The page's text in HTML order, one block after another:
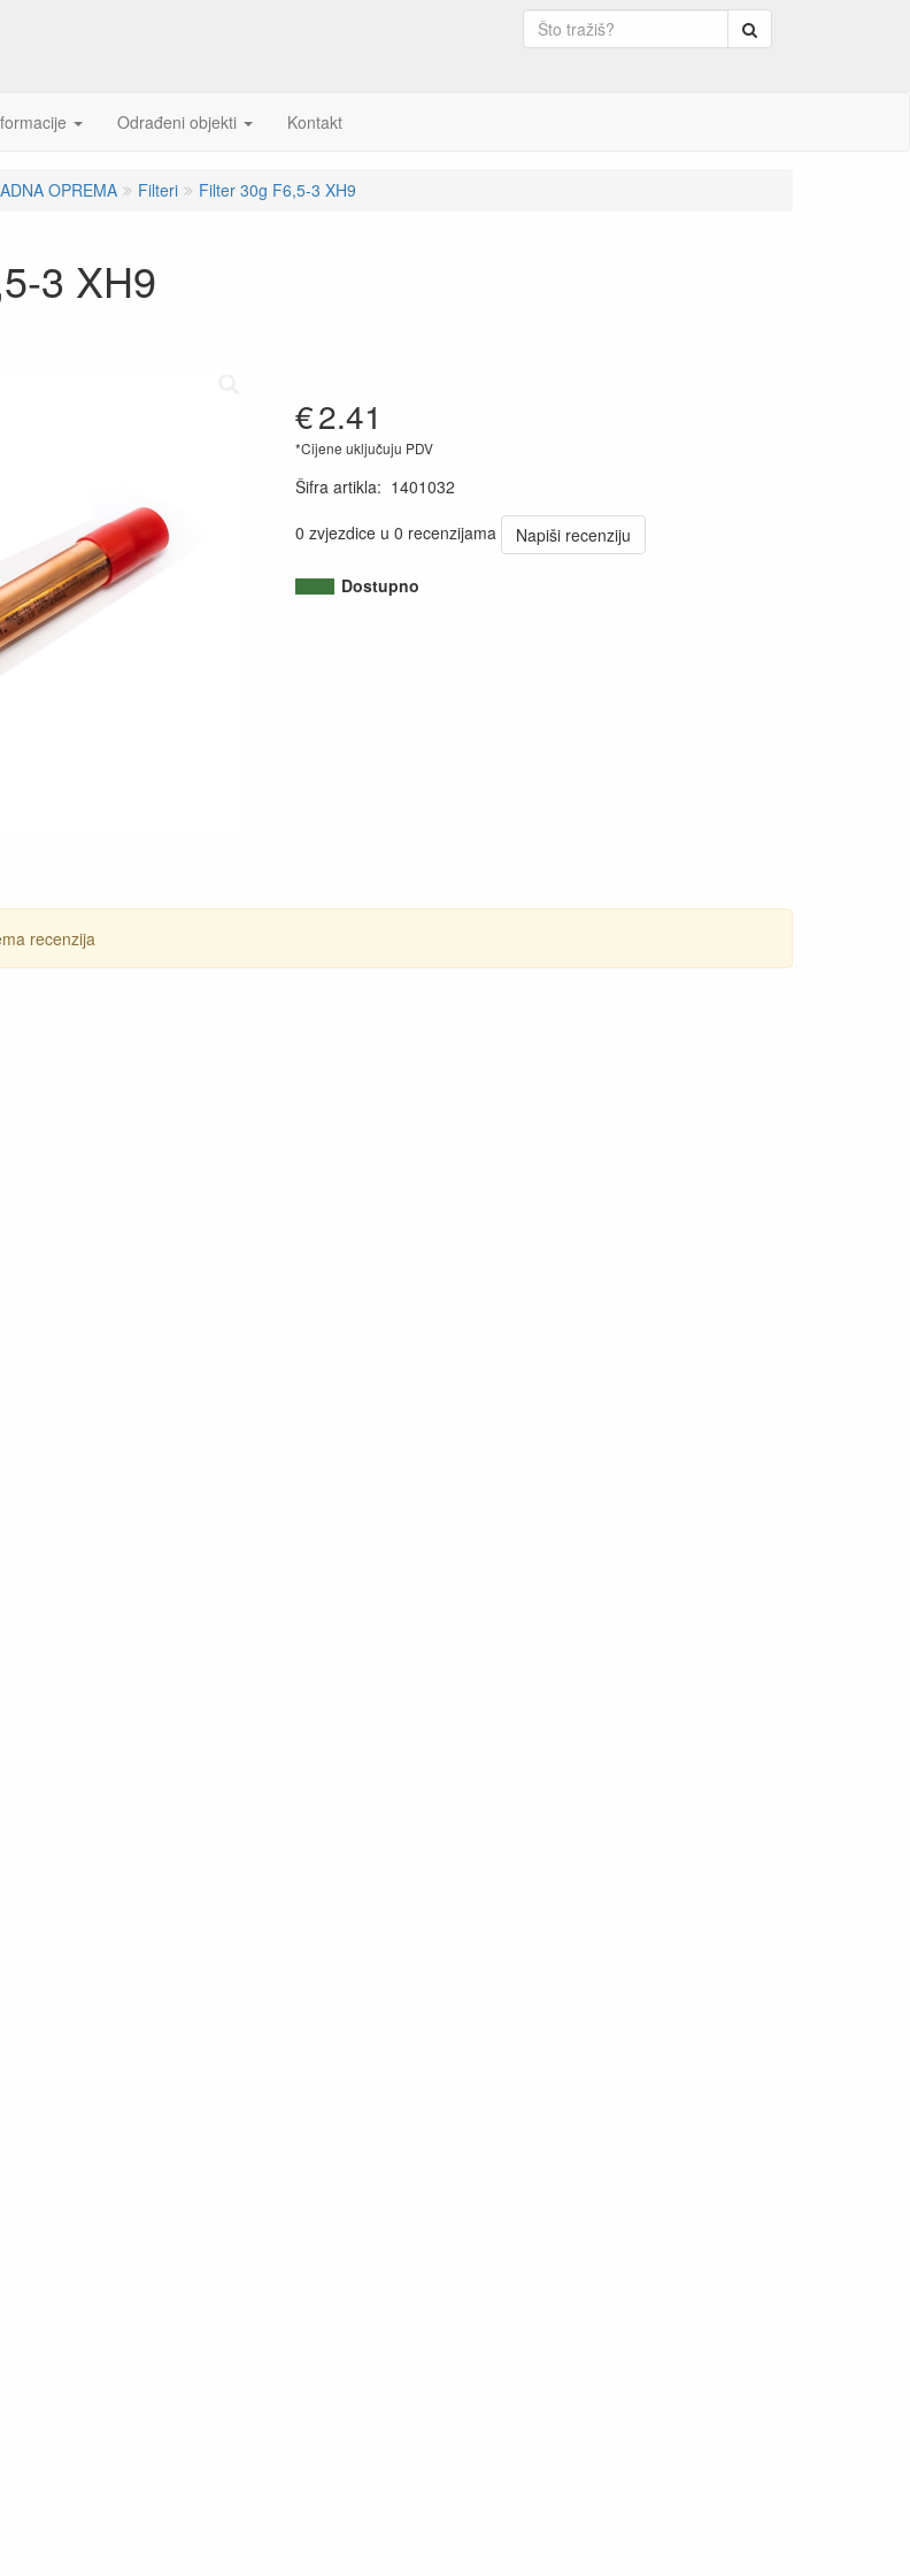
Odrađeni objekti Kontakt
OPREMA Filteri Filter 30g F6,5-3 XH9
3 XH9
€2.41
*Cijene uključuju PDV
Šifra artikla: 1401032
0 zvjezdice u 0 recenzijama
Napiši recenziju
Dostupno
recenzija